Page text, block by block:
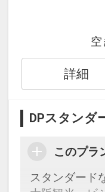
■チェックイ
ェックアウ
■ロビーには
意（14：00～
■館内設備：
■周辺施設：
【アクセス情
・地下街「泉
空
詳細
DPスタンダ
このプラ
スタンダード